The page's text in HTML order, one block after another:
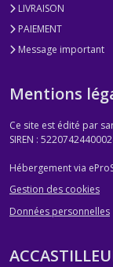
LIVRAISON
PAIEMENT
Message important
Mentions
Ce site est édité par
SIREN :
Hébergement via
Gestion des cookies
Données personnelles